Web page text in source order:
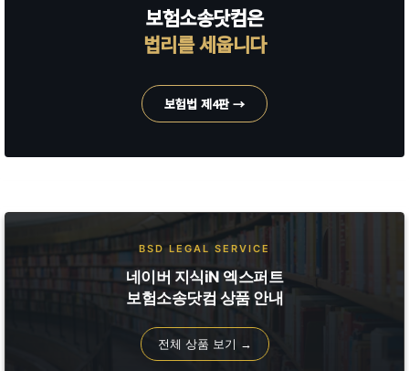
보험소송닷컴은
법리를 세웁니다
보험법 제4판 →
BSD LEGAL SERVICE
네이버 지식iN 엑스퍼트
보험소송닷컴 상품 안내
전체 상품 보기 →